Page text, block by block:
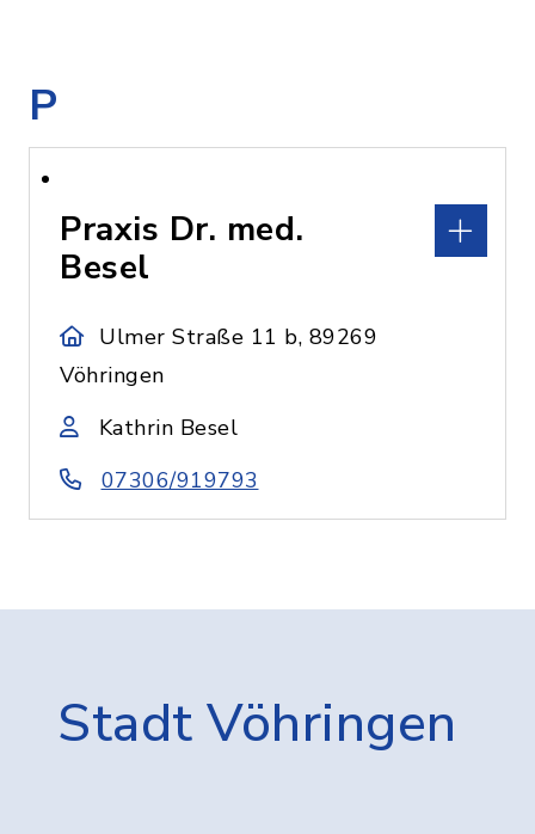
P
Praxis Dr. med.
Besel
Ulmer Straße 11 b, 89269
Vöhringen
Kathrin Besel
07306/919793
Stadt Vöhringen